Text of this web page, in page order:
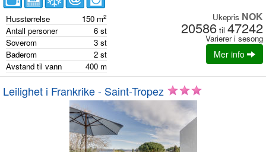
Husstørrelse 150 m2
Antall personer 6 st
Soverom
3 st
Baderom
2 st
Avstand til vann
400 m
Ukepris NOK
20586 til 47242
Varierer i sesong
Mer info
Leilighet i Frankrike - Saint-Tropez